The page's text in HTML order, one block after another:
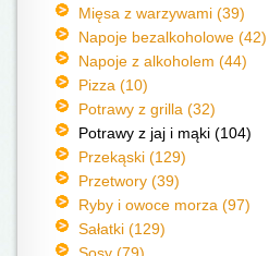
Mięsa z warzywami (39)
Napoje bezalkoholowe (42)
Napoje z alkoholem (44)
Pizza (10)
Potrawy z grilla (32)
Potrawy z jaj i mąki (104)
Przekąski (129)
Przetwory (39)
Ryby i owoce morza (97)
Sałatki (129)
Sosy (79)